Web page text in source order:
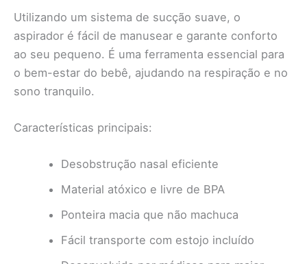
Utilizando um sistema de sucção suave, o
aspirador é fácil de manusear e garante conforto
ao seu pequeno. É uma ferramenta essencial para
o bem-estar do bebê, ajudando na respiração e no
sono tranquilo.
Características principais:
Desobstrução nasal eficiente
Material atóxico e livre de BPA
Ponteira macia que não machuca
Fácil transporte com estojo incluído